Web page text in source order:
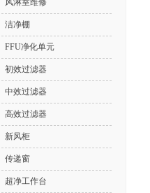
风淋室维修
洁净棚
FFU净化单元
初效过滤器
中效过滤器
高效过滤器
新风柜
传递窗
超净工作台